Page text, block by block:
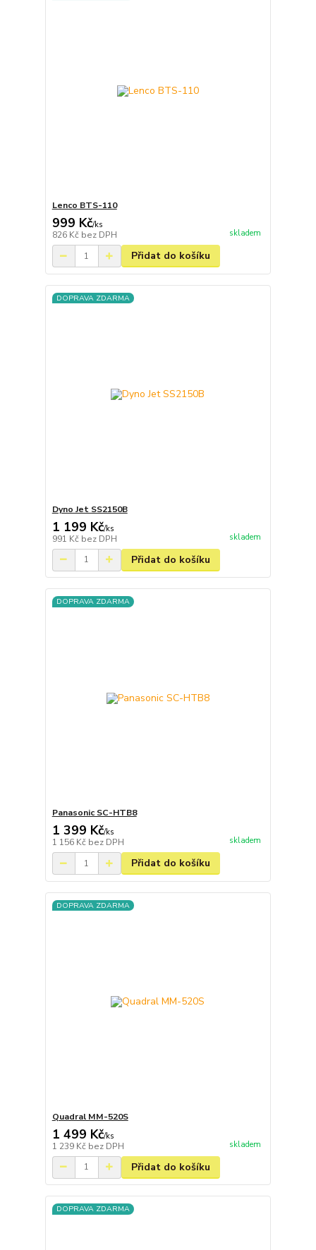
Lenco BTS-110
999 Kč/ks
826 Kč bez DPH skladem
Přidat do košíku
DOPRAVA ZDARMA
Dyno Jet SS2150B
1 199 Kč/ks
991 Kč bez DPH skladem
Přidat do košíku
DOPRAVA ZDARMA
Panasonic SC-HTB8
1 399 Kč/ks
1 156 Kč bez DPH skladem
Přidat do košíku
DOPRAVA ZDARMA
Quadral MM-520S
1 499 Kč/ks
1 239 Kč bez DPH skladem
Přidat do košíku
DOPRAVA ZDARMA